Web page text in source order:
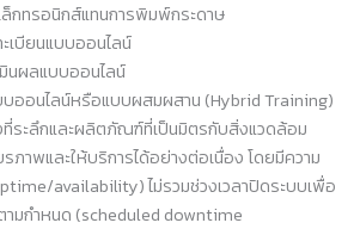
ล็กทรอนิกส์แทนการพิมพ์กระดาษ
เบียนแบบออนไลน์
นผลแบบออนไลน์
ออนไลน์หรือแบบผสมผสาน (Hybrid Training)
ที่ระลึกและผลิตภัณฑ์ที่เป็นมิตรกับสิ่งแวดล้อม
ภาพและให้บริการได้อย่างต่อเนื่อง โดยมีความ
availability) ไม่รวมช่วงเวลาปิดระบบเพื่อ
ามกำหนด (scheduled downtime